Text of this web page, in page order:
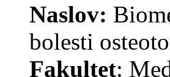
Naslov:
bolesti
Fakultet: